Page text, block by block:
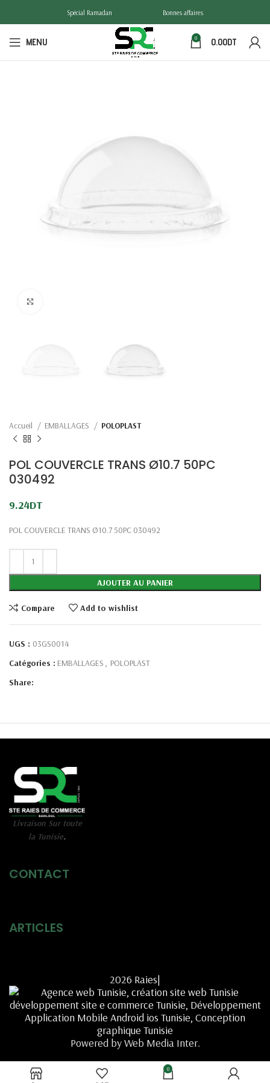
Spécial Ramadan Bonnes affaires
MENU 0 0.00DT
Accueil EMBALLAGES POLOPLAST
POL COUVERCLE TRANS Ø10.7 50PC
030492
9.24DT
POL COUVERCLE TRANS Ø10.7 50PC 030492
AJOUTER AU PANIER
Compare Add to wishlist
UGS : 03GS0014
Catégories : EMBALLAGES , POLOPLAST
Share:
Livraison Sur toute
la Tunisie.
CONTACT
ARTICLES
2026 Raies|
Powered by Web Media Inter.
0